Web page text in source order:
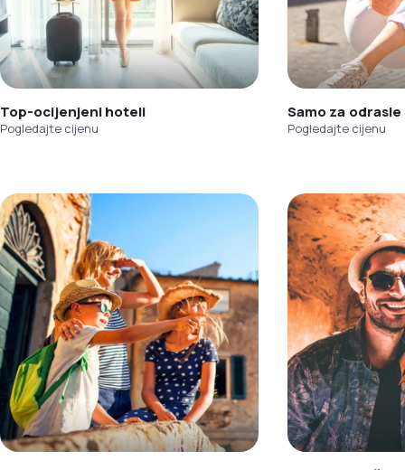
Top-ocijenjeni hoteli
Pogledajte cijenu
Samo za odrasle
Pogledajte cijenu